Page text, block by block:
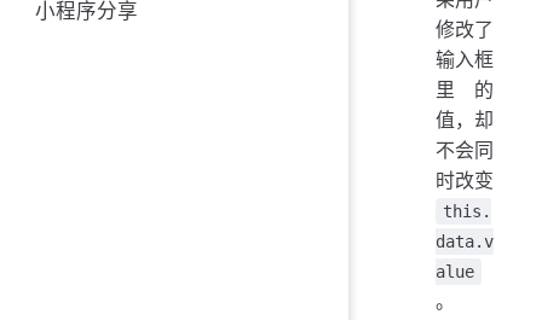
小程序分享
修改了
输入框
里的
值，却
不会同
时改变
this.
data.v
alue
。